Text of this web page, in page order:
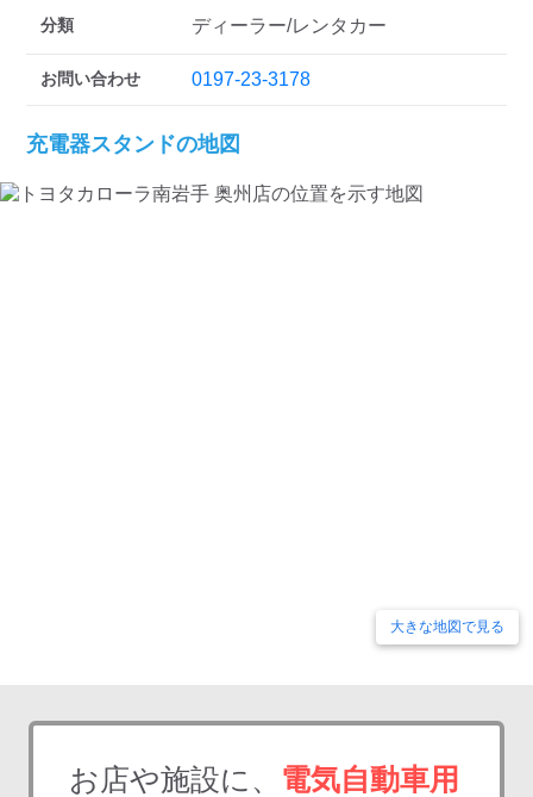
分類 ディーラー/レンタカー
お問い合わせ 0197-23-3178
充電器スタンドの地図
大きな地図で見る
お店や施設に、 電気自動車用